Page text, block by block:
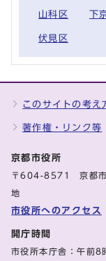
山科区 下
伏見区
このサイトの考え
著作権・リンク等
京都市役所
〒604-8571 京都市
地
市役所へのアクセス
開庁時間
市役所本庁舎：午前